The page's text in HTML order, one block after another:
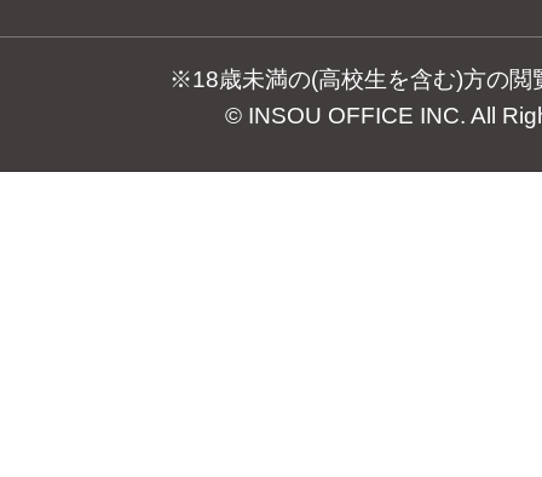
※18歳未満の(高校生を含む)方の閲
© INSOU OFFICE INC. All